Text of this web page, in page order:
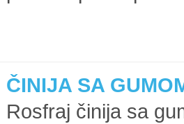
ČINIJA SA
Rosfraj činija sa